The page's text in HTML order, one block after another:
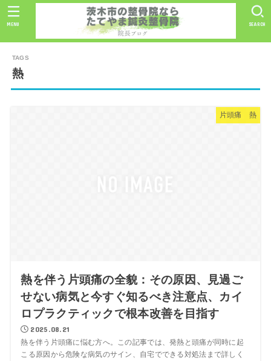
SEARCH
MENU
熱
片頭痛 熱
熱を伴う片頭痛の全貌：その原因、見過ご
せない病気と今すぐ知るべき注意点、カイ
ロプラクティックで根本改善を目指す
2025.08.21
熱を伴う片頭痛に悩む方へ。この記事では、発熱と頭痛が同時に起
こる原因から危険な病気のサイン、自宅でできる対処法まで詳しく